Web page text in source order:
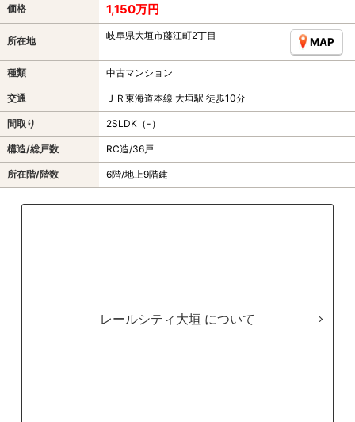
価格 1,150万円
所在地 岐阜県大垣市藤江町2丁目
MAP
種類 中古マンション
交通 ＪＲ東海道本線 大垣駅 徒歩10分
間取り 2SLDK（-）
構造/総戸数 RC造/36戸
所在階/階数 6階/地上9階建
レールシティ大垣